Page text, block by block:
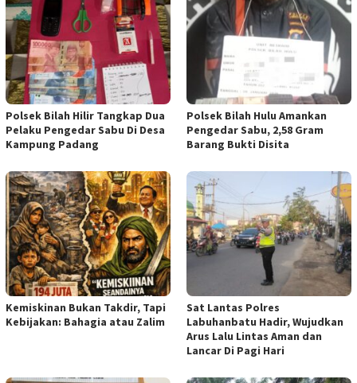
Polsek Bilah Hilir Tangkap Dua
Pelaku Pengedar Sabu Di Desa
Kampung Padang
Polsek Bilah Hulu Amankan
Pengedar Sabu, 2,58 Gram
Barang Bukti Disita
Kemiskinan Bukan Takdir, Tapi
Kebijakan: Bahagia atau Zalim
Sat Lantas Polres
Labuhanbatu Hadir, Wujudkan
Arus Lalu Lintas Aman dan
Lancar Di Pagi Hari